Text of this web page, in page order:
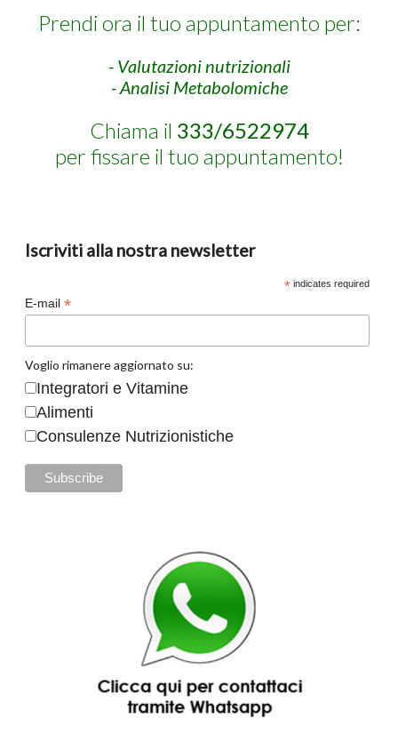
Prendi ora il tuo appuntamento per:
- Valutazioni nutrizionali
- Analisi Metabolomiche
Chiama il 333/6522974
per fissare il tuo appuntamento!
Iscriviti alla nostra newsletter
* indicates required
E-mail *
Voglio rimanere aggiornato su:
Integratori e Vitamine
Alimenti
Consulenze Nutrizionistiche